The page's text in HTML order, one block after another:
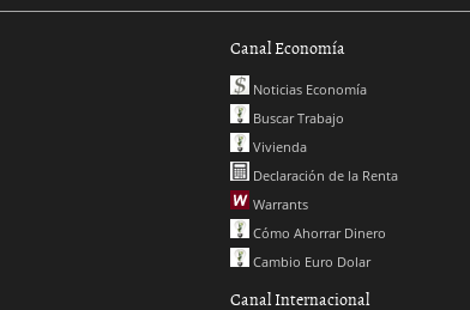
Canal Economía
Noticias Economía
Buscar Trabajo
Vivienda
Declaración de la Renta
Warrants
Cómo Ahorrar Dinero
Cambio Euro Dolar
Canal Internacional